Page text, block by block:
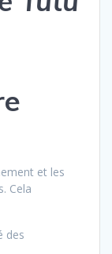
et les
Cela
des